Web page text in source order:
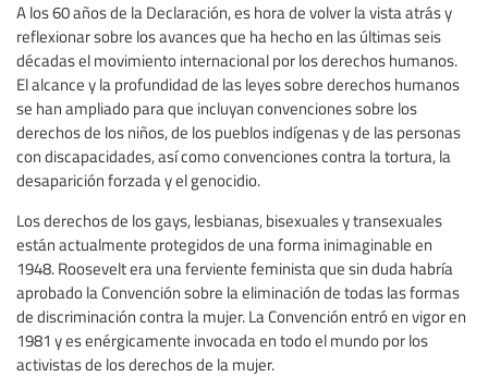
A los 60 años de la Declaración, es hora de volver la vista atrás y
reflexionar sobre los avances que ha hecho en las últimas seis
décadas el movimiento internacional por los derechos humanos.
El alcance y la profundidad de las leyes sobre derechos humanos
se han ampliado para que incluyan convenciones sobre los
derechos de los niños, de los pueblos indígenas y de las personas
con discapacidades, así como convenciones contra la tortura, la
desaparición forzada y el genocidio.
Los derechos de los gays, lesbianas, bisexuales y transexuales
están actualmente protegidos de una forma inimaginable en
1948. Roosevelt era una ferviente feminista que sin duda habría
aprobado la Convención sobre la eliminación de todas las formas
de discriminación contra la mujer. La Convención entró en vigor en
1981 y es enérgicamente invocada en todo el mundo por los
activistas de los derechos de la mujer.